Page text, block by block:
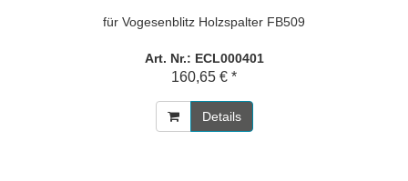
für Vogesenblitz Holzspalter FB509
Art. Nr.: ECL000401
160,65 € *
Details